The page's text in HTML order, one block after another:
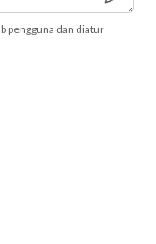
pengguna dan diatur